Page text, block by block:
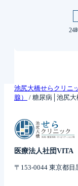
24
池尻大橋せらクリニ
腺）
/ 糖尿病│池尻大
医療法人社団VITA
〒153-0044 東京都